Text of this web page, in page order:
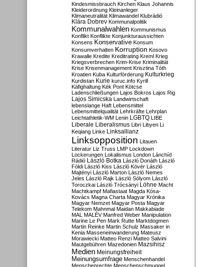
Kindesmissbrauch Kirchen Klaus Johannis
Kleiderordnung Kleinanleger
Klimaneutralität Klimawandel Klubrádió
Klára Dobrev Kommunalpolitik
Kommunalwahlen Kommunismus
Konflikt Konflikte Konjunkturaussichten
Konsens Konservative Konsum
Konsumverhalten Korruption Kosovo
Krawalle Kredite Kreditrating Kreml Krieg
Kriegsverbrechen Krim-Krise Kriminalität
Krise Krisenmanagement Krisztina Tóth
Kroatien Kuba Kulturförderung Kulturkrieg
Kurdistan Kurie kuruc.info Kyrill
Käfighaltung Kék Pont Kötcse
Ladenschließungen Lajos Bokros Lajos Rig
Lajos Simicska Landwirtschaft
lebenslange Haft Lebensmittel
Lebensmittelqualität Lehrkräfte Lehrplan
Leichtathletik-WM Lenin LGBTQ LIBE
Liberale Liberalismus Libri Libyen Li
Keqiang Linke Linksallianz
Linksopposition Litauen
Literatur Liz Truss LMP Lockdown
Lockerungen Lokalismus London Lánchíd
Rádió
László Botka László Donáth László
Földi László Kiss László Kövér László
Majtényi László Marton László Nemes
Jeles László Rajk László Sólyom László
Toroczkai László Trócsányi Löhne Macht
Machtkampf Mafiastaat Magda Kósa-
Kovács Magna Charta Magyar Krónika
Magyar Nemzet Magyar Posta Magyar
Telekom Mahnmal Maidan Makkabiade
MAL MALÉV Manfred Weber Manipulation
Marine Le Pen Mark Rutte Marktdogmen
Martin Reinke Martin Schulz Massaker in
Kenia Masseneinwanderung Mateusz
Morawiecki Matteo Renzi Matteo Salvini
Mautgebühren Mazedonien Mazsihisz
Medien Meinungsfreiheit
Meinungsumfrage Menschenhandel
Menschenrechte Menschenschmuggel